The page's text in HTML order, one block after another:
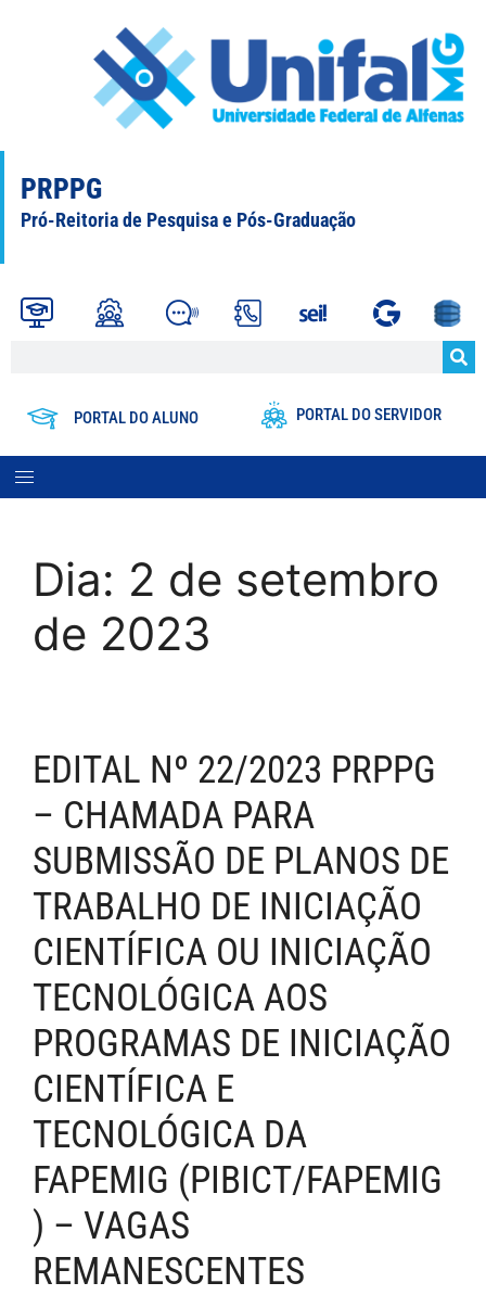
PRPPG
Pró-Reitoria de Pesquisa e Pós-Graduação
PORTAL DO ALUNO PORTAL DO SERVIDOR
Dia: 2 de setembro
de 2023
EDITAL Nº 22/2023 PRPPG
– CHAMADA PARA
SUBMISSÃO DE PLANOS DE
TRABALHO DE INICIAÇÃO
CIENTÍFICA OU INICIAÇÃO
TECNOLÓGICA AOS
PROGRAMAS DE INICIAÇÃO
CIENTÍFICA E
TECNOLÓGICA DA
FAPEMIG (PIBICT/FAPEMIG
) – VAGAS
REMANESCENTES